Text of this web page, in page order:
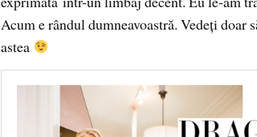
Acum e rândul dumneavoastră. Vedeți
astea